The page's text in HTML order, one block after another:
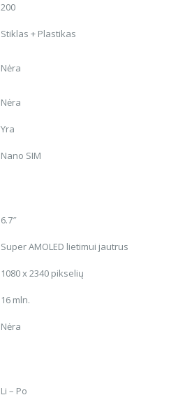
200
Stiklas + Plastikas
Nėra
Nėra
Yra
Nano SIM
6.7″
Super AMOLED lietimui jautrus
1080 x 2340 pikselių
16 mln.
Nėra
Li – Po